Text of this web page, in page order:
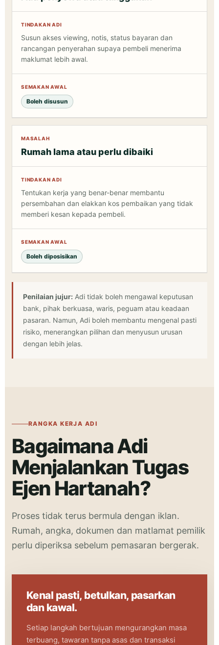
Susun akses viewing, notis, status bayaran dan
rancangan penyerahan supaya pembeli menerima
maklumat lebih awal.
Boleh disusun
Rumah lama atau perlu dibaiki
Tentukan kerja yang benar-benar membantu
persembahan dan elakkan kos pembaikan yang tidak
memberi kesan kepada pembeli.
Boleh diposisikan
Penilaian jujur: Adi tidak boleh mengawal keputusan
bank, pihak berkuasa, waris, peguam atau keadaan
pasaran. Namun, Adi boleh membantu mengenal pasti
risiko, menerangkan pilihan dan menyusun urusan
dengan lebih jelas.
RANGKA KERJA ADI
Bagaimana Adi
Menjalankan Tugas
Ejen Hartanah?
Proses tidak terus bermula dengan iklan.
Rumah, angka, dokumen dan matlamat pemilik
perlu diperiksa sebelum pemasaran bergerak.
Kenal pasti, betulkan, pasarkan
dan kawal.
Setiap langkah bertujuan mengurangkan masa
terbuang, tawaran tanpa asas dan transaksi